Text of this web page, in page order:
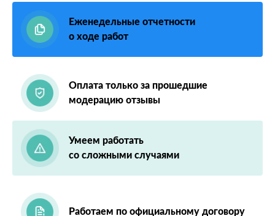
Еженедельные отчетности
о ходе работ
Оплата только за прошедшие
модерацию отзывы
Умеем работать
со сложными случаями
Работаем по официальному договору